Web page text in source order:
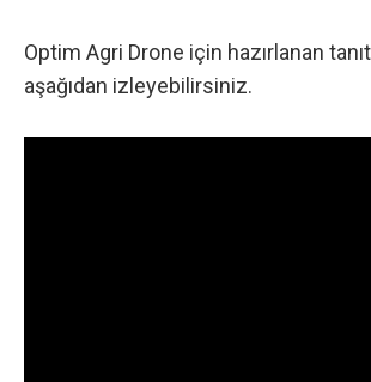
Optim Agri Drone için hazırlanan
aşağıdan izleyebilirsiniz.